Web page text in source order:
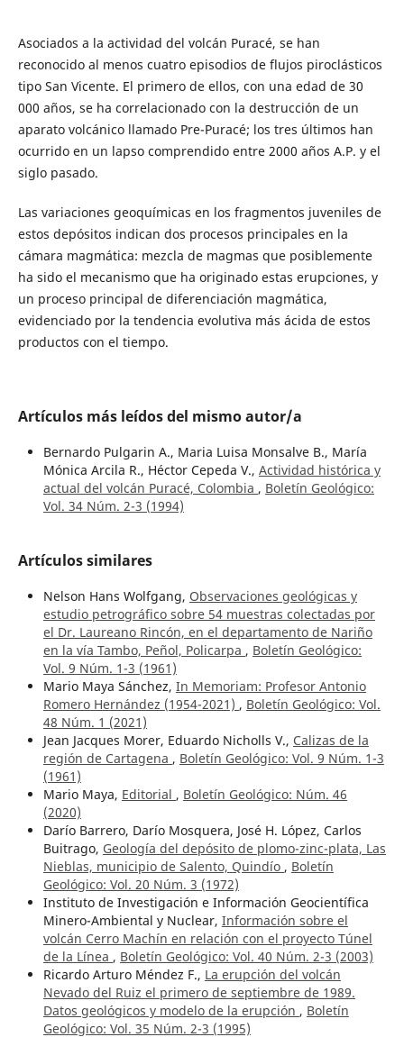
Asociados a la actividad del volcán Puracé, se han
reconocido al menos cuatro episodios de flujos piroclásticos
tipo San Vicente. El primero de ellos, con una edad de 30
000 años, se ha correlacionado con la destrucción de un
aparato volcánico llamado Pre-Puracé; los tres últimos han
ocurrido en un lapso comprendido entre 2000 años A.P. y el
siglo pasado.
Las variaciones geoquímicas en los fragmentos juveniles de
estos depósitos indican dos procesos principales en la
cámara magmática: mezcla de magmas que posiblemente
ha sido el mecanismo que ha originado estas erupciones, y
un proceso principal de diferenciación magmática,
evidenciado por la tendencia evolutiva más ácida de estos
productos con el tiempo.
Artículos más leídos del mismo autor/a
Bernardo Pulgarin A., Maria Luisa Monsalve B., María
Mónica Arcila R., Héctor Cepeda V., Actividad histórica y
actual del volcán Puracé, Colombia , Boletín Geológico:
Vol. 34 Núm. 2-3 (1994)
Artículos similares
Nelson Hans Wolfgang, Observaciones geológicas y
estudio petrográfico sobre 54 muestras colectadas por
el Dr. Laureano Rincón, en el departamento de Nariño
en la vía Tambo, Peñol, Policarpa , Boletín Geológico:
Vol. 9 Núm. 1-3 (1961)
Mario Maya Sánchez, In Memoriam: Profesor Antonio
Romero Hernández (1954-2021) , Boletín Geológico: Vol.
48 Núm. 1 (2021)
Jean Jacques Morer, Eduardo Nicholls V., Calizas de la
región de Cartagena , Boletín Geológico: Vol. 9 Núm. 1-3
(1961)
Mario Maya, Editorial , Boletín Geológico: Núm. 46
(2020)
Darío Barrero, Darío Mosquera, José H. López, Carlos
Buitrago, Geología del depósito de plomo-zinc-plata, Las
Nieblas, municipio de Salento, Quindío , Boletín
Geológico: Vol. 20 Núm. 3 (1972)
Instituto de Investigación e Información Geocientífica
Minero-Ambiental y Nuclear, Información sobre el
volcán Cerro Machín en relación con el proyecto Túnel
de la Línea , Boletín Geológico: Vol. 40 Núm. 2-3 (2003)
Ricardo Arturo Méndez F., La erupción del volcán
Nevado del Ruiz el primero de septiembre de 1989.
Datos geológicos y modelo de la erupción , Boletín
Geológico: Vol. 35 Núm. 2-3 (1995)